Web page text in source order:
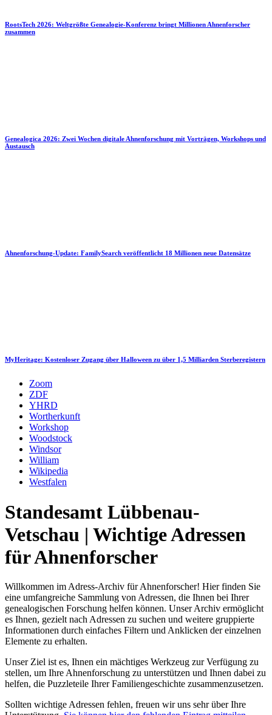
RootsTech 2026: Weltgrößte Genealogie-Konferenz bringt Millionen Ahnenforscher
zusammen
Genealogica 2026: Zwei Wochen digitale Ahnenforschung mit Vorträgen, Workshops und
Austausch
Ahnenforschung-Update: FamilySearch veröffentlicht 18 Millionen neue Datensätze
MyHeritage: Kostenloser Zugang über Halloween zu über 1,5 Milliarden Sterberegistern
Zoom
ZDF
YHRD
Wortherkunft
Workshop
Woodstock
Windsor
William
Wikipedia
Westfalen
Standesamt Lübbenau-
Vetschau | Wichtige Adressen
für Ahnenforscher
Willkommen im Adress-Archiv für Ahnenforscher! Hier finden Sie
eine umfangreiche Sammlung von Adressen, die Ihnen bei Ihrer
genealogischen Forschung helfen können. Unser Archiv ermöglicht
es Ihnen, gezielt nach Adressen zu suchen und weitere gruppierte
Informationen durch einfaches Filtern und Anklicken der einzelnen
Elemente zu erhalten.
Unser Ziel ist es, Ihnen ein mächtiges Werkzeug zur Verfügung zu
stellen, um Ihre Ahnenforschung zu unterstützen und Ihnen dabei zu
helfen, die Puzzleteile Ihrer Familiengeschichte zusammenzusetzen.
Sollten wichtige Adressen fehlen, freuen wir uns sehr über Ihre